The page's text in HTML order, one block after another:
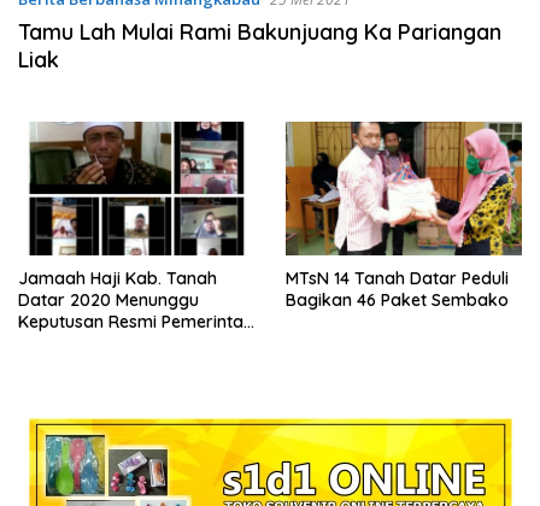
Tamu Lah Mulai Rami Bakunjuang Ka Pariangan
Liak
Jamaah Haji Kab. Tanah
Datar 2020 Menunggu
Keputusan Resmi Pemerintah
MTsN 14 Tanah Datar Peduli
Bagikan 46 Paket Sembako